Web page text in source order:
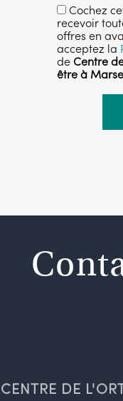
Cochez
recevoir
offres en
acceptez la
deCentre
être à
CENTRE DE